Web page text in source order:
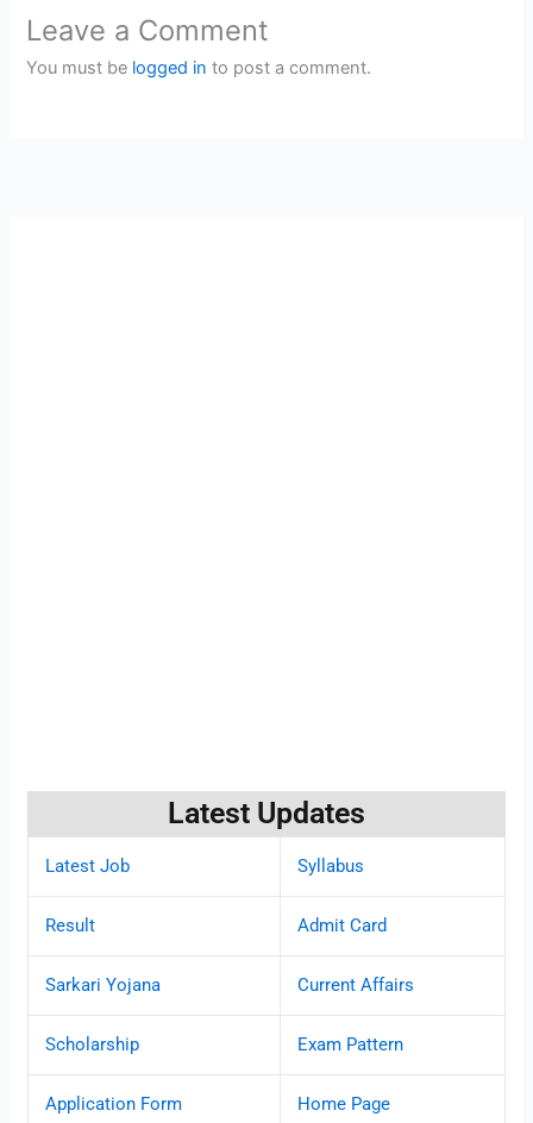
Leave a Comment
You must be logged in to post a comment.
Latest Updates
Latest Job Syllabus
Result Admit Card
Sarkari Yojana Current Affairs
Scholarship Exam Pattern
Application Form Home Page